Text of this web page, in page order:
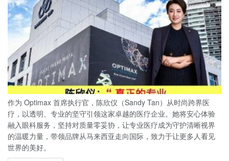
作为 Optimax 首席执行官，陈欣仪（Sandy Tan）从时尚跨界医
疗，以透明、专业的坚守引领这家卓越的医疗企业。她将安心体验
融入眼科服务，坚持对质量零妥协，让专业医疗成为守护清晰视界
的温暖力量，带领品牌从马来西亚走向国际，致力于让更多人看见
世界的美好。